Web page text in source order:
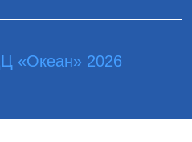
«Океан» 2026